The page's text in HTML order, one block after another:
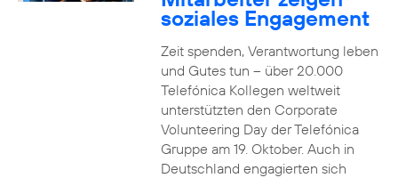
soziales Engagement
Zeit spenden, Verantwortung leben
und Gutes tun – über 20.000
Telefónica Kollegen weltweit
unterstützten den Corporate
Volunteering Day der Telefónica
Gruppe am 19. Oktober. Auch in
Deutschland engagierten sich